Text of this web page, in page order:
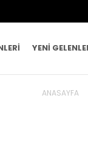
YENI
ANASAYFA